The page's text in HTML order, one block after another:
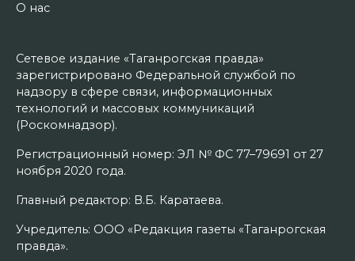
О нас
Сетевое издание «Таганрогская правда»
зарегистрировано Федеральной службой по
надзору в сфере связи, информационных
технологий и массовых коммуникаций
(Роскомнадзор).
Регистрационный номер: ЭЛ № ФС 77–79691 от 27
ноября 2020 года.
Главный редактор: В.Б. Каратаева.
Учредитель: ООО «Редакция газеты «Таганрогская
правда».